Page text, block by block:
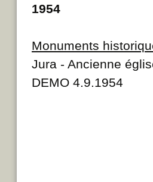
1954
Monuments
Jura - Ancienne
DEMO 4.9.1954